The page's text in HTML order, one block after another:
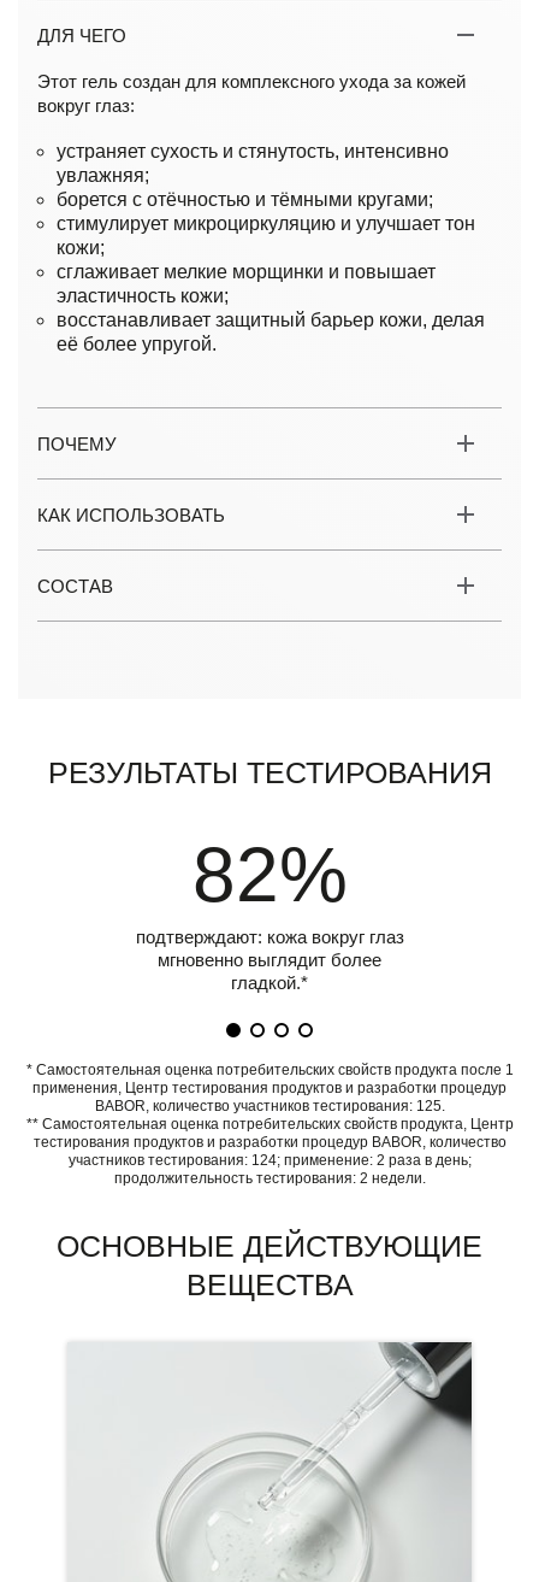
ДЛЯ ЧЕГО
Этот гель создан для комплексного ухода за кожей
вокруг глаз:
устраняет сухость и стянутость, интенсивно
увлажняя;
борется с отёчностью и тёмными кругами;
стимулирует микроциркуляцию и улучшает тон
кожи;
сглаживает мелкие морщинки и повышает
эластичность кожи;
восстанавливает защитный барьер кожи, делая
её более упругой.
ПОЧЕМУ
КАК ИСПОЛЬЗОВАТЬ
СОСТАВ
Результаты тестирования
82%
подтверждают: кожа вокруг глаз
мгновенно выглядит более
гладкой.*
* Самостоятельная оценка потребительских свойств продукта после 1
применения, Центр тестирования продуктов и разработки процедур
BABOR, количество участников тестирования: 125.
** Самостоятельная оценка потребительских свойств продукта, Центр
тестирования продуктов и разработки процедур BABOR, количество
участников тестирования: 124; применение: 2 раза в день;
продолжительность тестирования: 2 недели.
ОСНОВНЫЕ ДЕЙСТВУЮЩИЕ
ВЕЩЕСТВА